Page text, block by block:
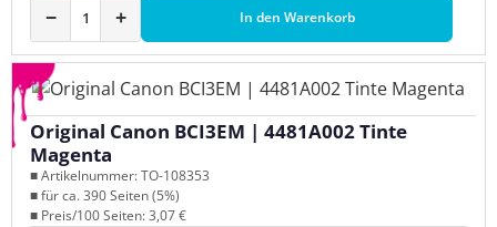
− + In den Warenkorb
Original Canon BCI3EM | 4481A002 Tinte
Magenta
■ Artikelnummer: TO-108353
■ für ca. 390 Seiten (5%)
■ Preis/100 Seiten: 3,07 €